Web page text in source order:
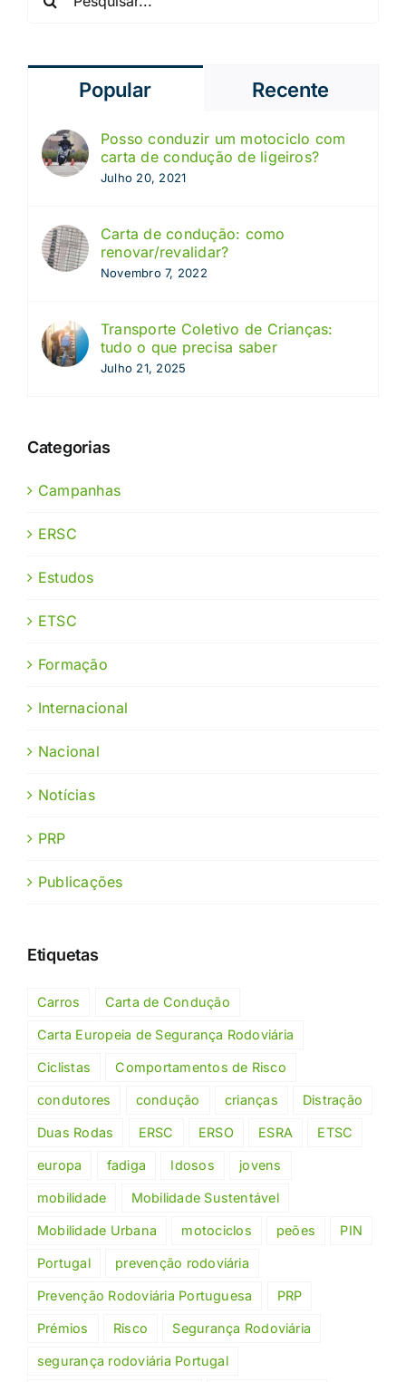
Popular Recente
Posso conduzir um motociclo com
carta de condução de ligeiros?
Julho 20, 2021
Carta de condução: como
renovar/revalidar?
Novembro 7, 2022
Transporte Coletivo de Crianças:
tudo o que precisa saber
Julho 21, 2025
Categorias
Campanhas
ERSC
Estudos
ETSC
Formação
Internacional
Nacional
Notícias
PRP
Publicações
Etiquetas
Carros Carta de Condução
Carta Europeia de Segurança Rodoviária
Ciclistas Comportamentos de Risco
condutores condução crianças Distração
Duas Rodas ERSC ERSO ESRA ETSC
europa fadiga Idosos jovens
mobilidade Mobilidade Sustentável
Mobilidade Urbana motociclos peões PIN
Portugal prevenção rodoviária
Prevenção Rodoviária Portuguesa PRP
Prémios Risco Segurança Rodoviária
segurança rodoviária Portugal